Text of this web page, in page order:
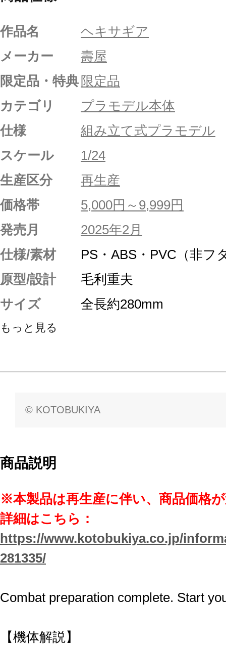
作品名
ヘキサギア
メーカー
壽屋
限定品・特典 限定品
カテゴリ
プラモデル本体
仕様
組み立て式プラモデル
スケール
1/24
生産区分
再生産
価格帯
5,000円～9,999円
発売月
2025年2月
仕様/素材
PS・ABS・PVC（非フ
原型/設計
毛利重夫
サイズ
全長約280mm
もっと見る
© KOTOBUKIYA
商品説明
※本製品は再生産に伴い、商品価格
詳細はこちら：
https://www.kotobukiya.co.jp/
281335/
Combat preparation complete. Start
【機体解説】